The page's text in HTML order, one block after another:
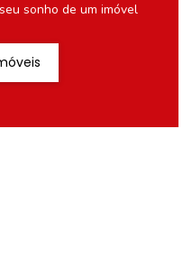
sonho de um imóvel